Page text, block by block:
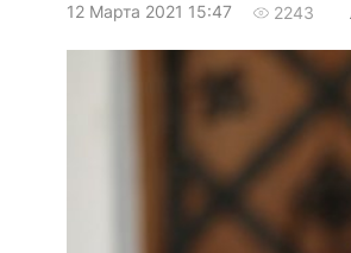
12 Марта 2021 15:47 2243